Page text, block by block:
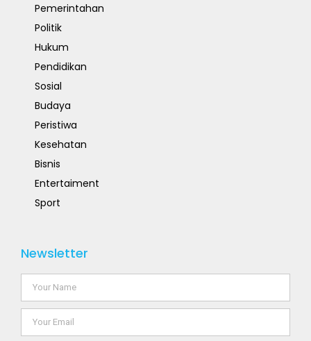
Pemerintahan
Politik
Hukum
Pendidikan
Sosial
Budaya
Peristiwa
Kesehatan
Bisnis
Entertaiment
Sport
Newsletter